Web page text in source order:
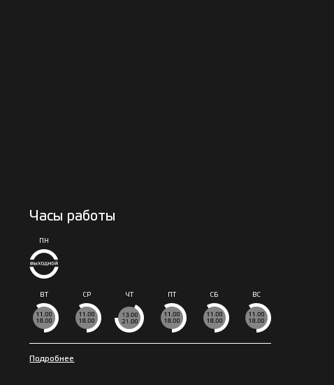
Часы работы
ПН
ВТ СР ЧТ СБ ВС
Подробнее